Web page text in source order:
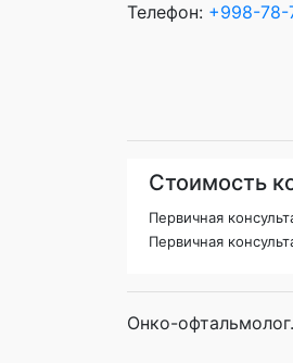
Телефон: +998-78-
Стоимость
Первичная
Первичная
Онко-офтальмолог.